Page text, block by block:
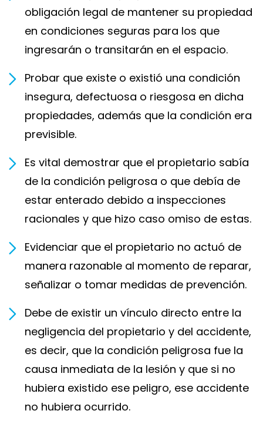
obligación legal de mantener su propiedad
en condiciones seguras para los que
ingresarán o transitarán en el espacio.
Probar que existe o existió una condición
insegura, defectuosa o riesgosa en dicha
propiedades, además que la condición era
previsible.
Es vital demostrar que el propietario sabía
de la condición peligrosa o que debía de
estar enterado debido a inspecciones
racionales y que hizo caso omiso de estas.
Evidenciar que el propietario no actuó de
manera razonable al momento de reparar,
señalizar o tomar medidas de prevención.
Debe de existir un vínculo directo entre la
negligencia del propietario y del accidente,
es decir, que la condición peligrosa fue la
causa inmediata de la lesión y que si no
hubiera existido ese peligro, ese accidente
no hubiera ocurrido.